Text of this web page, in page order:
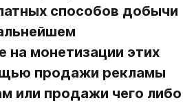
способов добычи
на монетизации этих
продажи рекламы
или продажи чего либо